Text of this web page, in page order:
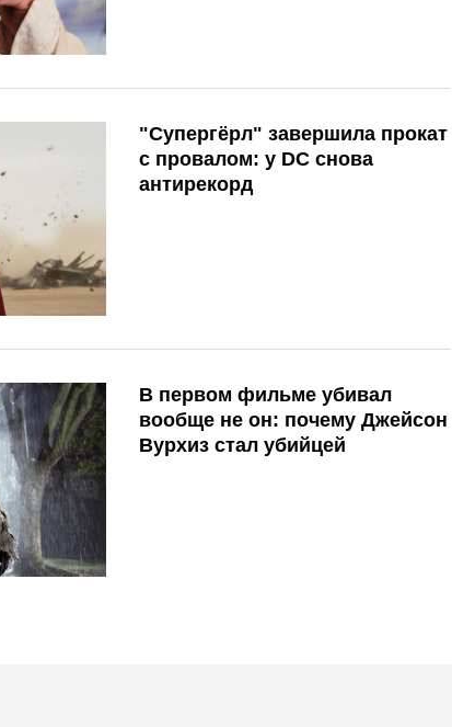
"Супергёрл" завершила прокат
с провалом: у DC снова
антирекорд
В первом фильме убивал
вообще не он: почему Джейсон
Вурхиз стал убийцей